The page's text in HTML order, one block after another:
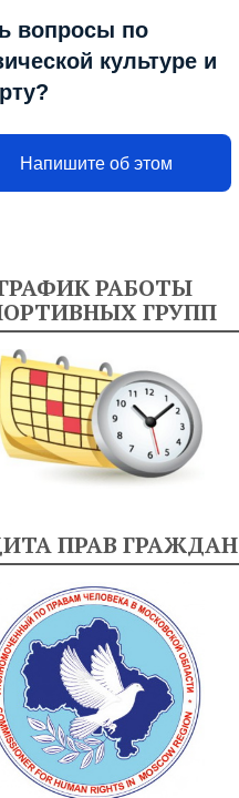
вопросы по
культуре и
Напишите об этом
РАБОТЫ
ГРУПП
ПРАВ ГРАЖДАН